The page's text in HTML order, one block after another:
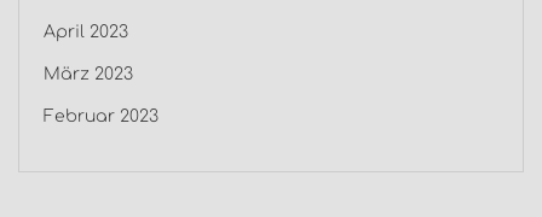
April 2023
März 2023
Februar 2023